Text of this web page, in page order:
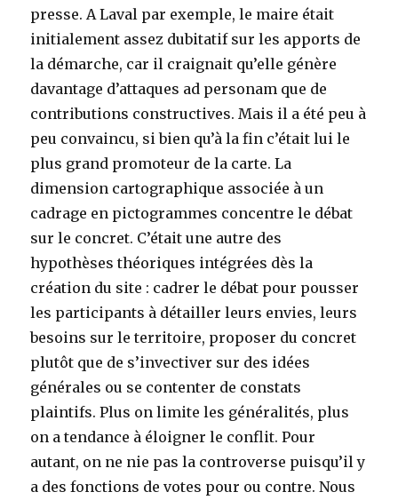
presse. A Laval par exemple, le maire était
initialement assez dubitatif sur les apports de
la démarche, car il craignait qu’elle génère
davantage d’attaques ad personam que de
contributions constructives. Mais il a été peu à
peu convaincu, si bien qu’à la fin c’était lui le
plus grand promoteur de la carte. La
dimension cartographique associée à un
cadrage en pictogrammes concentre le débat
sur le concret. C’était une autre des
hypothèses théoriques intégrées dès la
création du site : cadrer le débat pour pousser
les participants à détailler leurs envies, leurs
besoins sur le territoire, proposer du concret
plutôt que de s’invectiver sur des idées
générales ou se contenter de constats
plaintifs. Plus on limite les généralités, plus
on a tendance à éloigner le conflit. Pour
autant, on ne nie pas la controverse puisqu’il y
a des fonctions de votes pour ou contre. Nous